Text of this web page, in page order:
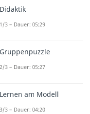
Didaktik
1/3 – Dauer: 05:29
Gruppenpuzzle
2/3 – Dauer: 05:27
Lernen am Modell
3/3 – Dauer: 04:20